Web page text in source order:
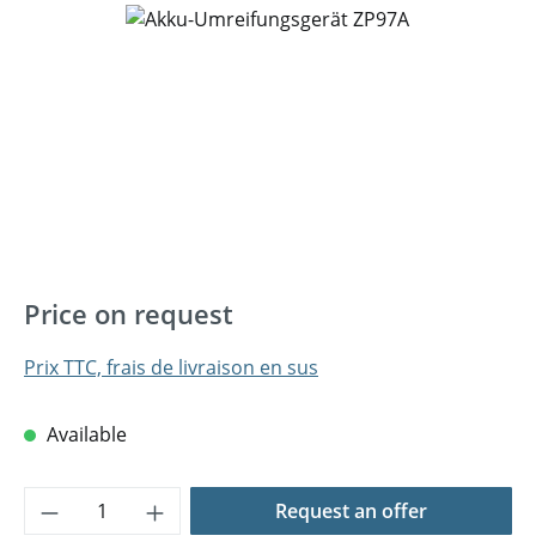
Ignorer la galerie d'images
Price on request
Prix TTC, frais de livraison en sus
Available
Quantité de produit : Entrez la
Request an offer